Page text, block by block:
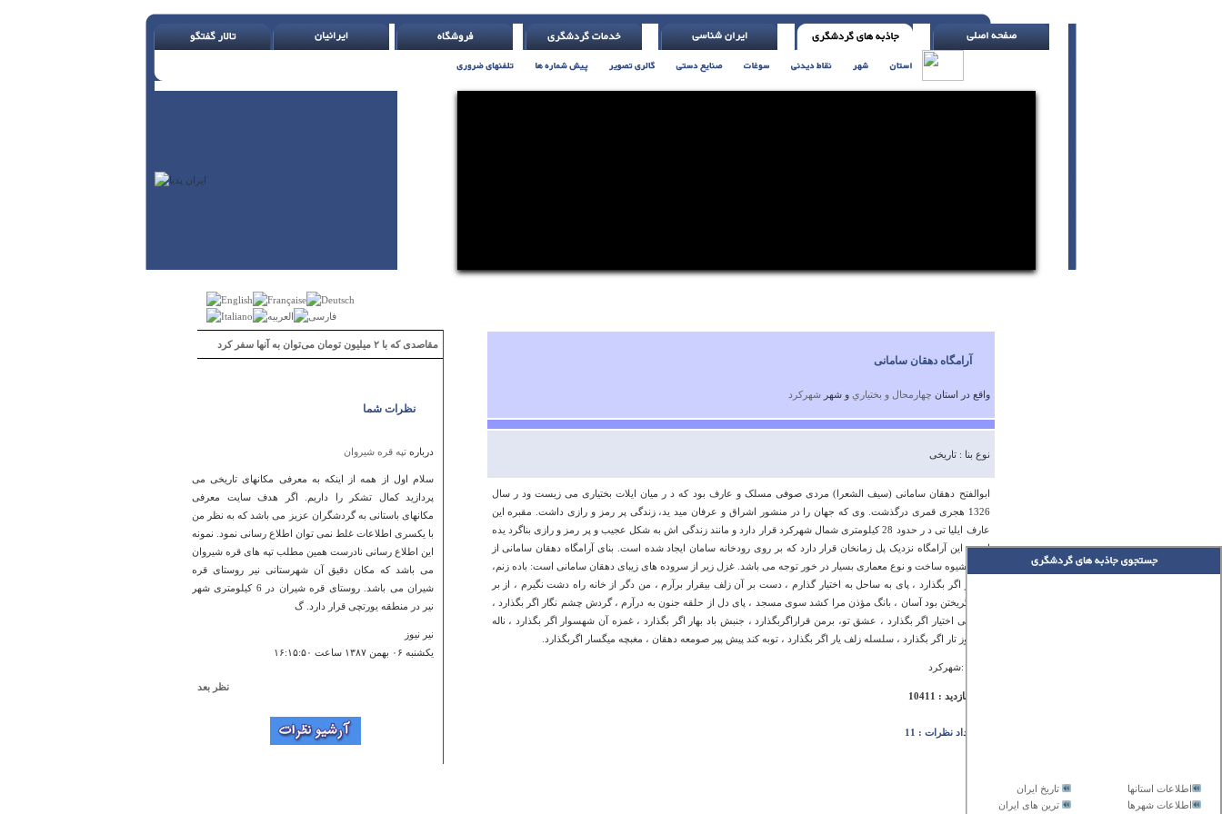
تاریخ ایران
اطلاعات استانها
ترین های ایران
اطلاعات شهرها
مقاصدی که با ۲ میلیون تومان می‌توان به آنها سفر کرد
نظرات شما
درباره تپه قره شیروان
سلام اول از همه از اینکه به معرفی مکانهای تاریخی می
پردازید کمال تشکر را داریم. اگر هدف سایت معرفی
مکانهای باستانی به گردشگران عزیز می باشد که به نظر من
با یکسری اطلاعات غلط نمی توان اطلاع رسانی نمود. نمونه
این اطلاع رسانی نادرست همین مطلب تپه های قره شیروان
می باشد که مکان دقیق آن شهرستانی نیر روستای قره
شیران می باشد. روستای قره شیران در 6 کیلومتری شهر
نیر در منطقه یورتچی قرار دارد. گ
نیر نیوز
يكشنبه ۰۶ بهمن ۱۳۸۷ ساعت ۱۶:۱۵:۵۰
باعث تاسف است كه هيچكدام از مكانها داراي تصوير نيست
نظر بعد
آرامگاه دهقان سامانی
واقع در استان چهارمحال و بختياري و شهرشهركرد
نوع بنا : تاریخی
ابوالفتح دهقان سامانی (سیف الشعرا) مرد‏ی صوفی مسلک و عارف بود ‏که د ‏ر میان ایلات بختیاری می زیست ود ‏ر سال
1326 هجری قمری درگذشت. وی که جهان را د‏ر منشور اشراق و عرفان مید ‏ید، زندگی پر رمز و رازی داشت. مقبره این
عارف ایلیا تی د ‏ر حدود 28 کیلومتری شمال شهرکرد قرار دارد و مانند زندگی اش به شکل عجیب و پر رمز و رازی بناگرد یده
است. این آرامگاه نزد‏یک پل زمانخان قرار دارد که بر روی رودخانه سامان ایجاد شده است. بنای آرامگاه دهقان سامانی از
لحاظ شیوه ساخت و نوع معماری بسیار در خور توجه می باشد. ‏غزل زیر از سروده های زیبای دهقان سامانی است: ‏باده زنم،
روزگار اگر بگذارد ، پای به ساحل به اختیار گذارم ، دست بر آن زلف بیقرار برآرم ، من دگر از خانه راه دشت نگیرم ، از بر
تیرم گریختن بود آسان ، بانگ مؤذن مرا کشد سوی مسجد ، پای دل از حلقه جنون به درآرم ، گردش چشم نگار اگر بگذارد ،
گریه بی اختیار اگر بگذارد ، عشق تو، برمن قراراگربگذارد ، جنبش باد بهار اگر بگذارد ، غمزه آن شهسوار اگر بگذارد ، ناله
جانسوز تار اگر بگذارد ، سلسله زلف یار اگر بگذارد ، توبه کند پیش پپر صومعه دهقان ، مغبچه میگسار اگربگذارد.
آدرس :شهرکرد
تعداد بازدید : 10411
تعداد نظرات : 11